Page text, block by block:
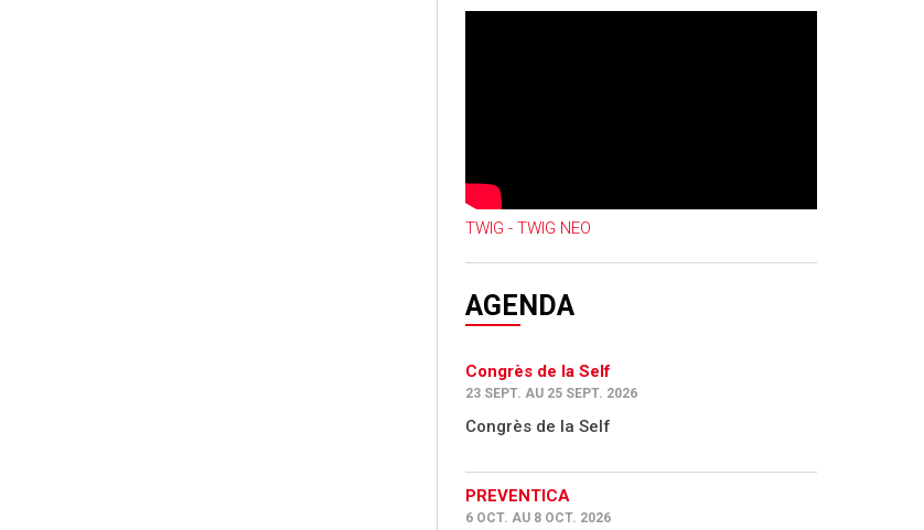
TWIG - TWIG NEO
AGENDA
Congrès de la Self
23 SEPT. AU 25 SEPT. 2026
Congrès de la Self
PREVENTICA
6 OCT. AU 8 OCT. 2026